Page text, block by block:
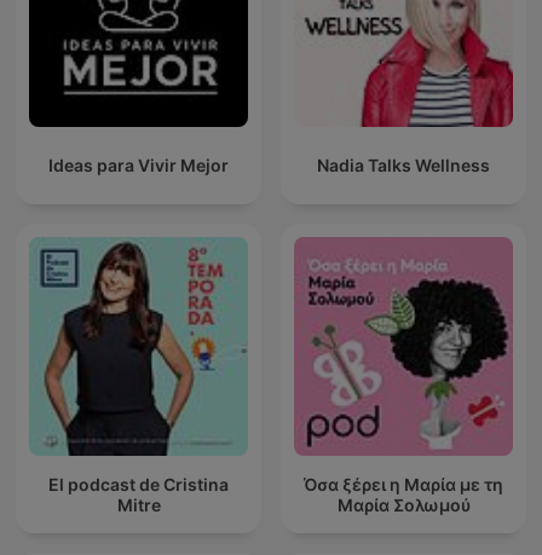
Ideas para Vivir Mejor Nadia Talks Wellness
El podcast de Cristina
Mitre
Όσα ξέρει η Μαρία με τη
Μαρία Σολωμού